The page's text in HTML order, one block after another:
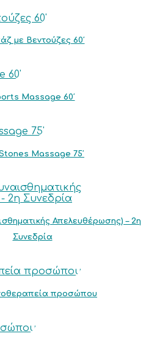
με Βεντούζες 60′
Massage 60′
Massage 75′
Απελευθέρωσης) – 2η
Συνεδρία
προσώπου